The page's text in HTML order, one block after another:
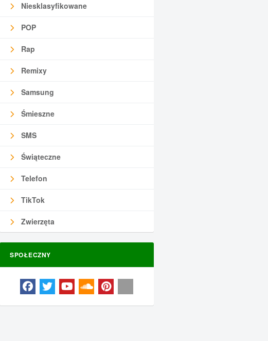
Niesklasyfikowane
POP
Rap
Remixy
Samsung
Śmieszne
SMS
Świąteczne
Telefon
TikTok
Zwierzęta
SPOŁECZNY